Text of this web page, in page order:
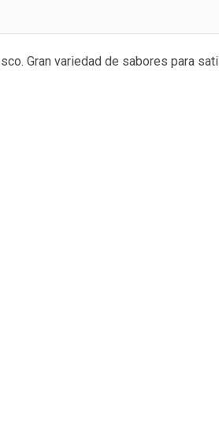
Gran variedad de sabores para